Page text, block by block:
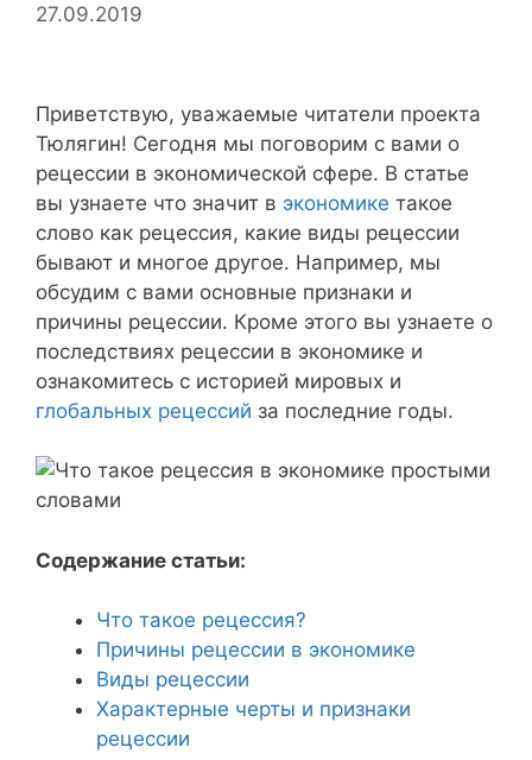
27.09.2019
Приветствую, уважаемые читатели проекта
Тюлягин! Сегодня мы поговорим с вами о
рецессии в экономической сфере. В статье
вы узнаете что значит в экономике такое
слово как рецессия, какие виды рецессии
бывают и многое другое. Например, мы
обсудим с вами основные признаки и
причины рецессии. Кроме этого вы узнаете о
последствиях рецессии в экономике и
ознакомитесь с историей мировых и
глобальных рецессий за последние годы.
Содержание статьи:
Что такое рецессия?
Причины рецессии в экономике
Виды рецессии
Характерные черты и признаки
рецессии